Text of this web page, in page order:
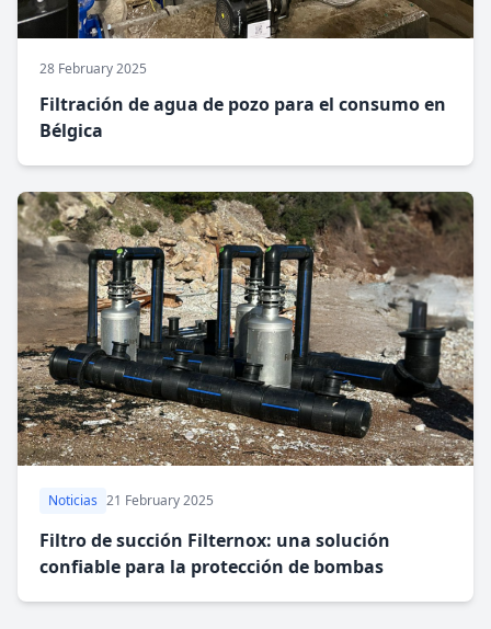
28 February 2025
Filtración de agua de pozo para el consumo en
Bélgica
Noticias 21 February 2025
Filtro de succión Filternox: una solución
confiable para la protección de bombas